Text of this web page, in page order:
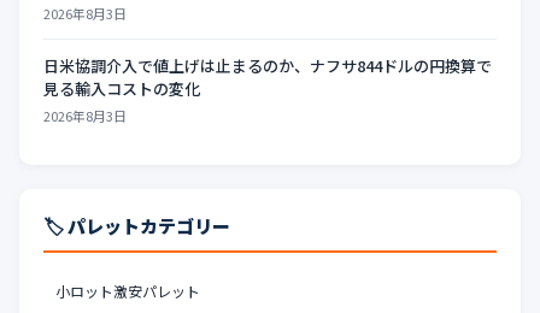
2026年8月3日
日米協調介入で値上げは止まるのか、ナフサ844ドルの円換算で
見る輸入コストの変化
2026年8月3日
🏷️ パレットカテゴリー
小ロット激安パレット